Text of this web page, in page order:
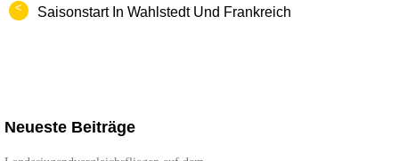
< Saisonstart In Wahlstedt Und Frankreich
Neueste Beiträge